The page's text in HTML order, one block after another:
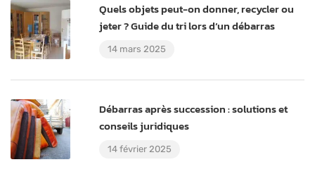
Quels objets peut-on donner, recycler ou
jeter ? Guide du tri lors d’un débarras
14 mars 2025
Débarras après succession : solutions et
conseils juridiques
14 février 2025